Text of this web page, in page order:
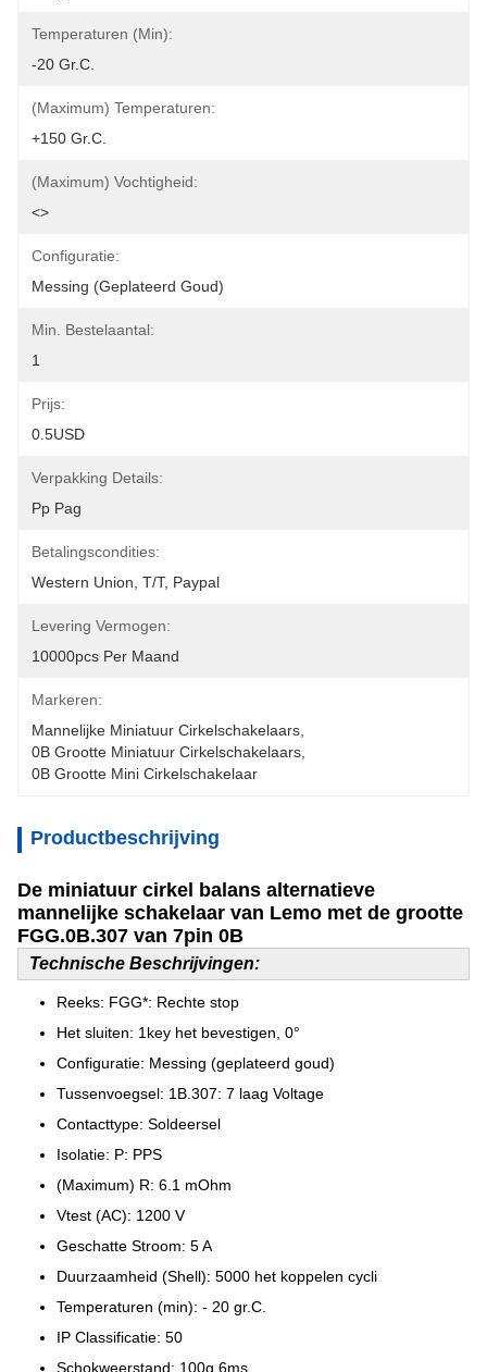
Temperaturen (min):
-20 Gr.C.
(Maximum) Temperaturen:
+150 Gr.C.
(Maximum) Vochtigheid:
<>
Configuratie:
Messing (geplateerd Goud)
Min. Bestelaantal:
1
Prijs:
0.5USD
Verpakking Details:
Pp Pag
Betalingscondities:
Western Union, T/T, Paypal
Levering Vermogen:
10000pcs Per Maand
Markeren:
Mannelijke Miniatuur Cirkelschakelaars
0B Grootte Miniatuur Cirkelschakelaars
0B Grootte Mini Cirkelschakelaar
Productbeschrijving
De miniatuur cirkel balans alternatieve
mannelijke schakelaar van Lemo met de grootte
FGG.0B.307 van 7pin 0B
Technische Beschrijvingen:
Reeks: FGG*: Rechte stop
Het sluiten: 1key het bevestigen, 0°
Configuratie: Messing (geplateerd goud)
Tussenvoegsel: 1B.307: 7 laag Voltage
Contacttype: Soldeersel
Isolatie: P: PPS
(Maximum) R: 6.1 mOhm
Vtest (AC): 1200 V
Geschatte Stroom: 5 A
Duurzaamheid (Shell): 5000 het koppelen cycli
Temperaturen (min): - 20 gr.C.
IP Classificatie: 50
Schokweerstand: 100g.6ms